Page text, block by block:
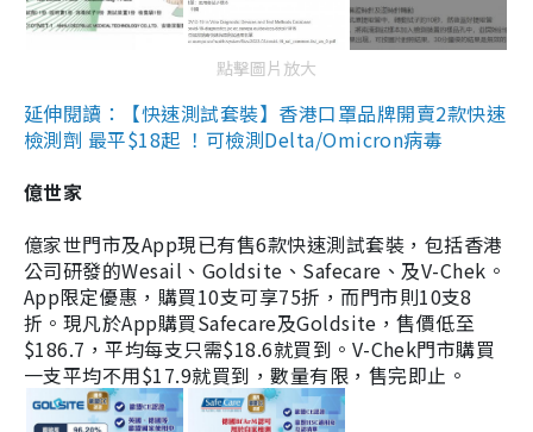
點擊圖片放大
延伸閱讀：【快速測試套裝】香港口罩品牌開賣2款快速
檢測劑 最平$18起 ！可檢測Delta/Omicron病毒
億世家
億家世門市及App現已有售6款快速測試套裝，包括香港
公司研發的Wesail、Goldsite、Safecare、及V-Chek。
App限定優惠，購買10支可享75折，而門市則10支8
折。現凡於App購買Safecare及Goldsite，售價低至
$186.7，平均每支只需$18.6就買到。V-Chek門市購買
一支平均不用$17.9就買到，數量有限，售完即止。